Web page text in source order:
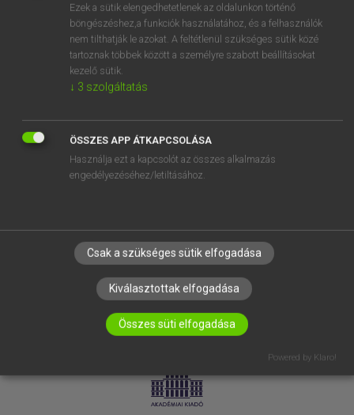
TANULÓKNAK
OKTATÁSI INTÉZMÉNYEKNEK
VÁLLALATI MEGOLDÁSOK
RÓLUNK
ELÉRHETŐSÉG
SÜTI BEÁLLÍTÁSOK
LICENCSZERZŐDÉS ADATVÉDELEM
Ezek a sütik elengedhetetlenek az oldalunkon történő
böngészéshez,a funkciók használatához, és a felhasználók
nem tilthatják le azokat. A feltétlenül szükséges sütik közé
tartoznak többek között a személyre szabott beállításokat
kezelő sütik.
↓ 3 szolgáltatás
ÖSSZES APP ÁTKAPCSOLÁSA
Használja ezt a kapcsolót az összes alkalmazás
engedélyezéséhez/letiltásához.
Csak a szükséges sütik elfogadása
Kiválasztottak elfogadása
Összes süti elfogadása
Powered by Klaro!